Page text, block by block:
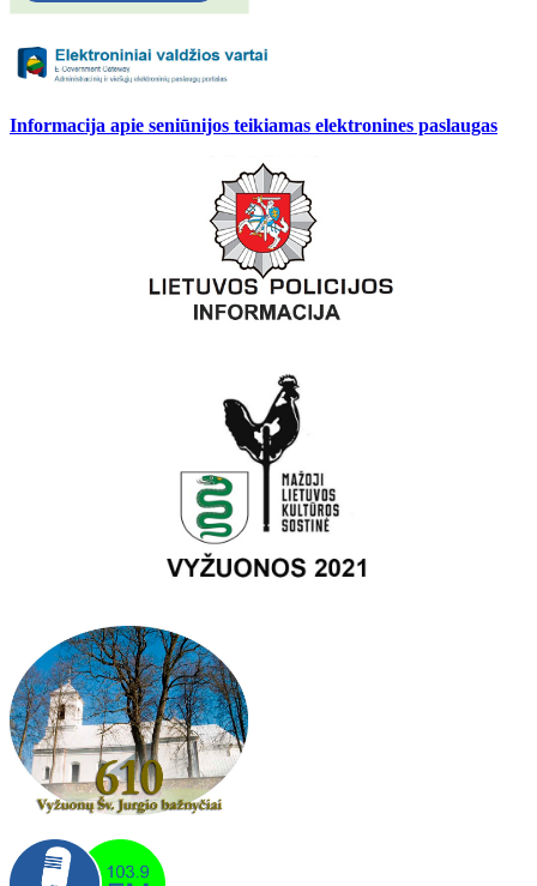
Informacija apie seniūnijos teikiamas elektronines paslaugas